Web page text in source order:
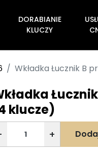
DORABIANIE
KLUCZY
Wkładka Łucznik B
klucze)
+